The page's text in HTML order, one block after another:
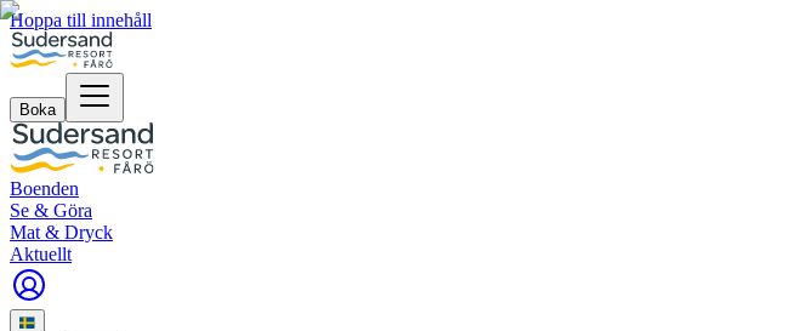
Hoppa till innehåll
Boka
Boenden
Se & Göra
Mat & Dryck
Aktuellt